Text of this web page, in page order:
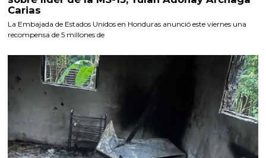
Carias
La Embajada de Estados Unidos en Honduras anunció este viernes una
recompensa de 5 millones de